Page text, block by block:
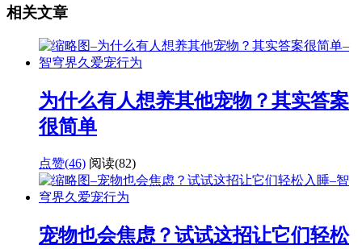
相关文章
为什么有人想养其他宠物？其实答案
很简单
点赞(46) 阅读(82)
宠物也会焦虑？试试这招让它们轻松